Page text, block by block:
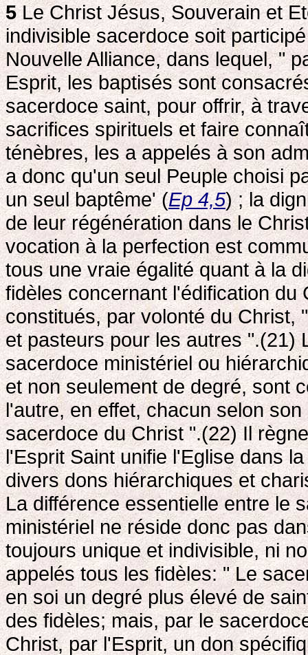
5Le Christ Jésus, Souverain et
indivisible sacerdoce soit
Nouvelle Alliance, dans lequel, "
Esprit, les baptisés sont
sacerdoce saint, pour offrir, à
sacrifices spirituels et faire
ténèbres, les a appelés à son
a donc qu'un seul Peuple choisi
un seul baptême' (Ep 4,5) ; la
de leur régénération dans le
vocation à la perfection est
tous une vraie égalité quant à la
fidèles concernant l'édification
constitués, par volonté du Christ,
et pasteurs pour les autres ".(21)
sacerdoce ministériel ou
et non seulement de degré, sont
l'autre, en effet, chacun selon
sacerdoce du Christ ".(22) Il
l'Esprit Saint unifie l'Eglise dans
divers dons hiérarchiques et
La différence essentielle entre le
ministériel ne réside donc pas
toujours unique et indivisible, ni
appelés tous les fidèles: " Le
en soi un degré plus élevé de
des fidèles; mais, par le
Christ, par l'Esprit, un don